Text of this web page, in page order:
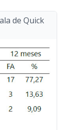
de Quick